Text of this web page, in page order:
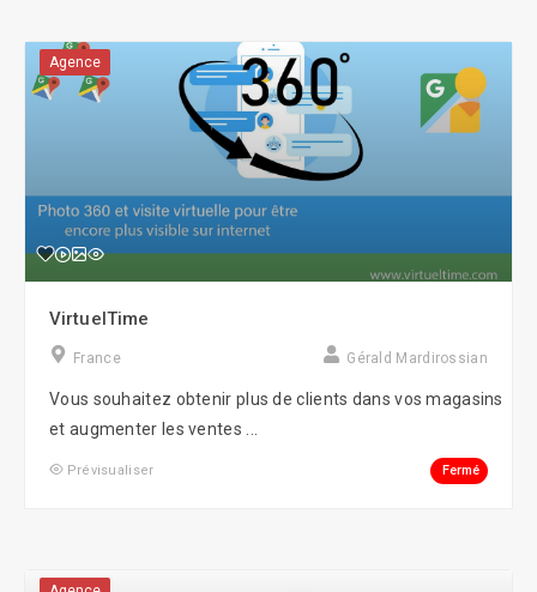
Agence
VirtuelTime
France Gérald Mardirossian
Vous souhaitez obtenir plus de clients dans vos magasins
et augmenter les ventes ...
Prévisualiser Fermé